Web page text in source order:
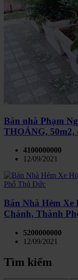
Bán nhà Phạm
THOÁNG, 50m2,
4100000000
12/09/2021
Bán Nhà Hẻm
Chánh, Thành
5200000000
12/09/2021
Tìm kiếm